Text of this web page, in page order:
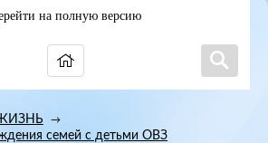
на полную версию
→
семей с детьми ОВЗ